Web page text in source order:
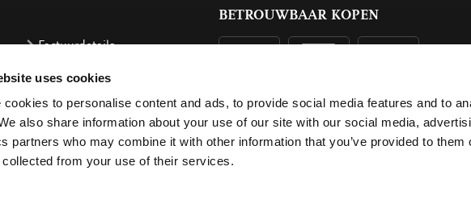
uses cookies
cookies to personalise content and ads, to provide social media features and to
also share information about your use of our site with our social media,
partners who may combine it with other information that you’ve provided to them
collected from your use of their services.
Factuurdetails
Terugbetaling
Klachten
Annuleren
Contact
BETROUWBAAR KOPEN